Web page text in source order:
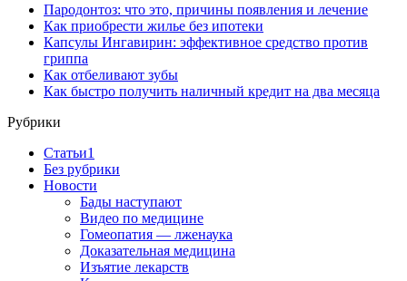
Пародонтоз: что это, причины появления и лечение
Как приобрести жилье без ипотеки
Капсулы Ингавирин: эффективное средство против
гриппа
Как отбеливают зубы
Как быстро получить наличный кредит на два месяца
Рубрики
Cтатьи1
Без рубрики
Новости
Бады наступают
Видео по медицине
Гомеопатия — лженаука
Доказательная медицина
Изъятие лекарств